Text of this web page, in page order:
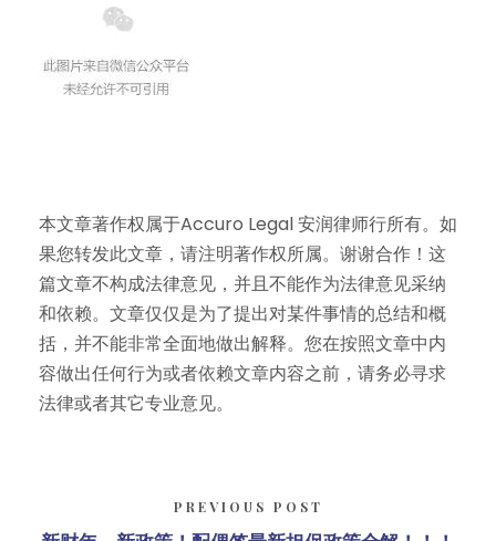
本文章著作权属于Accuro Legal 安润律师行所有。如
果您转发此文章，请注明著作权所属。谢谢合作！这
篇文章不构成法律意见，并且不能作为法律意见采纳
和依赖。文章仅仅是为了提出对某件事情的总结和概
括，并不能非常全面地做出解释。您在按照文章中内
容做出任何行为或者依赖文章内容之前，请务必寻求
法律或者其它专业意见。
PREVIOUS POST